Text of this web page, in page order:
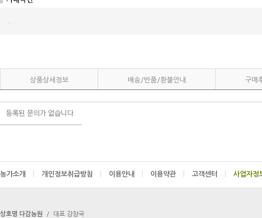
상품상세정보 배송/반품/환불안내 구매
등록된 문의가 없습니다.
농가소개 개인정보취급방침 이용안내 이용약관 고객센터
상호명 다감농원 /
대표 강창국